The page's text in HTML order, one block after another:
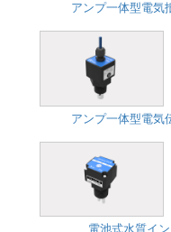
アンプ一体型電気
アンプ一体型電気